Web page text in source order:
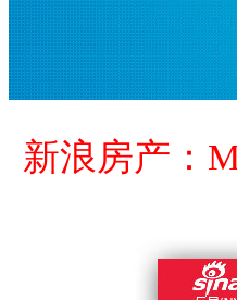
新浪房产：